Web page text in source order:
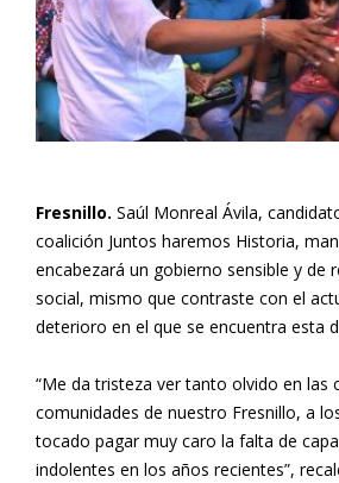
Fresnillo. Saúl Monreal Ávila,
coalición Juntos haremos Historia,
encabezará un gobierno sensible y de
social, mismo que contraste con el
deterioro en el que se encuentra esta
“Me da tristeza ver tanto olvido en las
comunidades de nuestro Fresnillo, a
tocado pagar muy caro la falta de
indolentes en los años recientes”,